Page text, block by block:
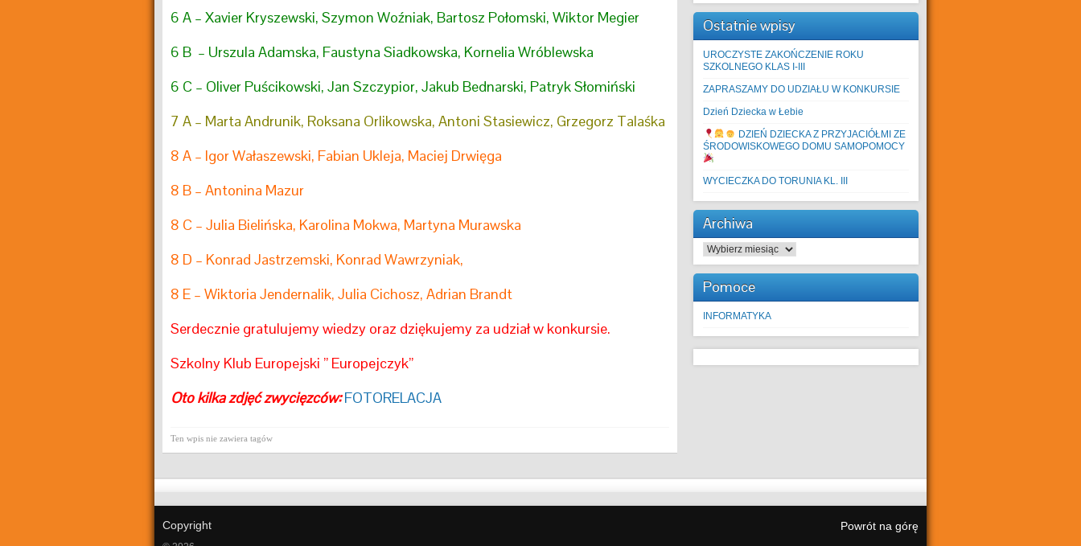
6 A – Xavier Kryszewski, Szymon Woźniak, Bartosz Połomski, Wiktor Megier
6 B – Urszula Adamska, Faustyna Siadkowska, Kornelia Wróblewska
6 C – Oliver Puścikowski, Jan Szczypior, Jakub Bednarski, Patryk Słomiński
7 A – Marta Andrunik, Roksana Orlikowska, Antoni Stasiewicz, Grzegorz Talaśka
8 A – Igor Wałaszewski, Fabian Ukleja, Maciej Drwięga
8 B – Antonina Mazur
8 C – Julia Bielińska, Karolina Mokwa, Martyna Murawska
8 D – Konrad Jastrzemski, Konrad Wawrzyniak,
8 E – Wiktoria Jendernalik, Julia Cichosz, Adrian Brandt
Serdecznie gratulujemy wiedzy oraz dziękujemy za udział w konkursie.
Szkolny Klub Europejski ” Europejczyk”
Oto kilka zdjęć zwycięzców: FOTORELACJA
Ten wpis nie zawiera tagów
Ostatnie wpisy
UROCZYSTE ZAKOŃCZENIE ROKU
SZKOLNEGO KLAS I-III
ZAPRASZAMY DO UDZIAŁU W KONKURSIE
Dzień Dziecka w Łebie
DZIEŃ DZIECKA Z PRZYJACIÓŁMI ZE
ŚRODOWISKOWEGO DOMU SAMOPOMOCY
WYCIECZKA DO TORUNIA KL. III
Archiwa
Archiwa
Pomoce
INFORMATYKA
Copyright Powrót na górę